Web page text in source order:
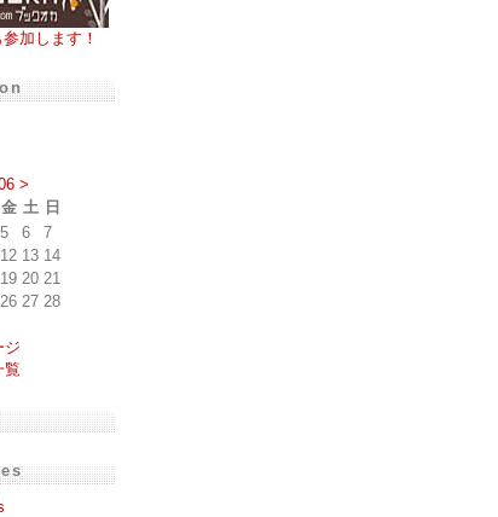
加します！
>
金 土 日
5 6
7
12 13 14
19 20 21
26 27 28
ジ
覧